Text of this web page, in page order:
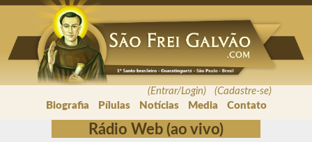
(Entrar/Login) (Cadastre-se)
Biografia
Pílulas Notícias Media Contato
Rádio Web (ao vivo)